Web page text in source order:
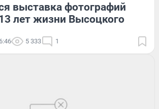
выставка фотографий
лет жизни Высоцкого
5 333 1